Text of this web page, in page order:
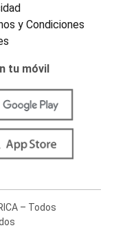
y Condiciones
tu móvil
– Todos